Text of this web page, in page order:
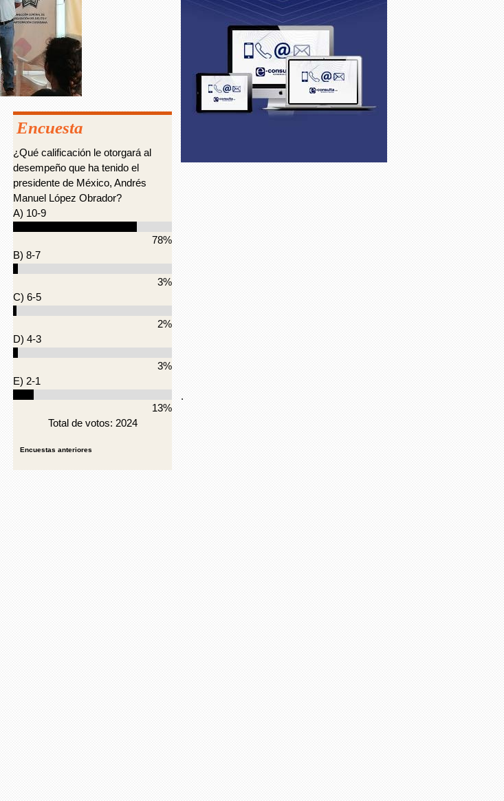
Encuesta
¿Qué calificación le otorgará al
desempeño que ha tenido el
presidente de México, Andrés
Manuel López Obrador?
A) 10-9
78%
B) 8-7
3%
C) 6-5
2%
D) 4-3
3%
E) 2-1
13%
Total de votos: 2024
Encuestas anteriores
.